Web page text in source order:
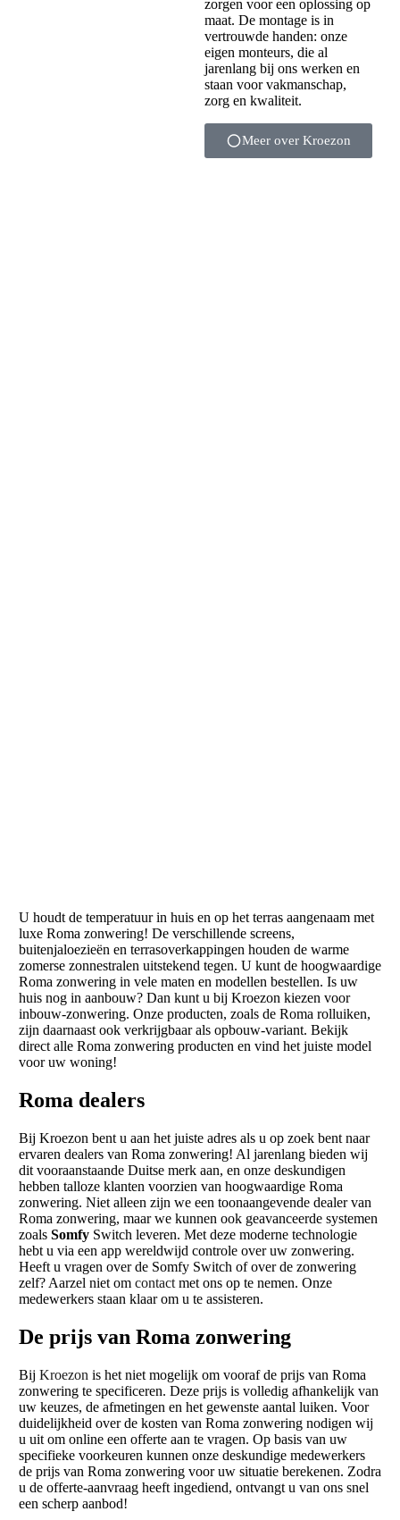
zorgen voor een oplossing op
maat. De montage is in
vertrouwde handen: onze
eigen monteurs, die al
jarenlang bij ons werken en
staan voor vakmanschap,
zorg en kwaliteit.
Meer over Kroezon
U houdt de temperatuur in huis en op het terras aangenaam met
luxe Roma zonwering! De verschillende screens,
buitenjaloezieën en terrasoverkappingen houden de warme
zomerse zonnestralen uitstekend tegen. U kunt de hoogwaardige
Roma zonwering in vele maten en modellen bestellen. Is uw
huis nog in aanbouw? Dan kunt u bij Kroezon kiezen voor
inbouw-zonwering. Onze producten, zoals de Roma rolluiken,
zijn daarnaast ook verkrijgbaar als opbouw-variant. Bekijk
direct alle Roma zonwering producten en vind het juiste model
voor uw woning!
Roma dealers
Bij Kroezon bent u aan het juiste adres als u op zoek bent naar
ervaren dealers van Roma zonwering! Al jarenlang bieden wij
dit vooraanstaande Duitse merk aan, en onze deskundigen
hebben talloze klanten voorzien van hoogwaardige Roma
zonwering. Niet alleen zijn we een toonaangevende dealer van
Roma zonwering, maar we kunnen ook geavanceerde systemen
zoals SomfySwitch leveren. Met deze moderne technologie
hebt u via een app wereldwijd controle over uw zonwering.
Heeft u vragen over de Somfy Switch of over de zonwering
zelf? Aarzel niet om contactmet ons op te nemen. Onze
medewerkers staan klaar om u te assisteren.
De prijs van Roma zonwering
Bij Kroezon is het niet mogelijk om vooraf de prijs van Roma
zonwering te specificeren. Deze prijs is volledig afhankelijk van
uw keuzes, de afmetingen en het gewenste aantal luiken. Voor
duidelijkheid over de kosten van Roma zonwering nodigen wij
u uit om online een offerte aan te vragen. Op basis van uw
specifieke voorkeuren kunnen onze deskundige medewerkers
de prijs van Roma zonwering voor uw situatie berekenen. Zodra
u de offerte-aanvraag heeft ingediend, ontvangt u van ons snel
een scherp aanbod!